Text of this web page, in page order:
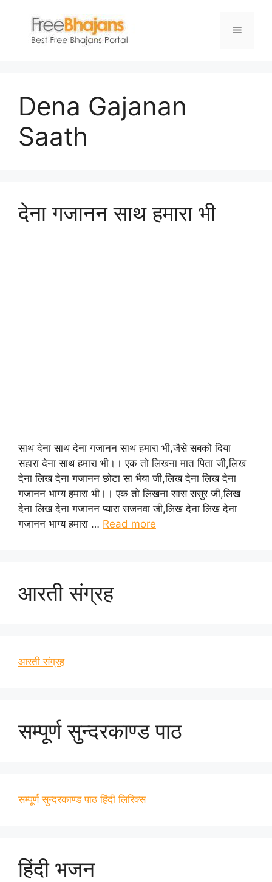
content
Menu
Dena Gajanan
Saath
देना गजानन साथ हमारा भी
साथ देना साथ देना गजानन साथ हमारा भी,जैसे सबको दिया
सहारा देना साथ हमारा भी।। एक तो लिखना मात पिता जी,लिख
देना लिख देना गजानन छोटा सा भैया जी,लिख देना लिख देना
गजानन भाग्य हमारा भी।। एक तो लिखना सास ससुर जी,लिख
देना लिख देना गजानन प्यारा सजनवा जी,लिख देना लिख देना
गजानन भाग्य हमारा … Read more
आरती संग्रह
आरती संग्रह
सम्पूर्ण सुन्दरकाण्ड पाठ
सम्पूर्ण सुन्दरकाण्ड पाठ हिंदी लिरिक्स
हिंदी भजन